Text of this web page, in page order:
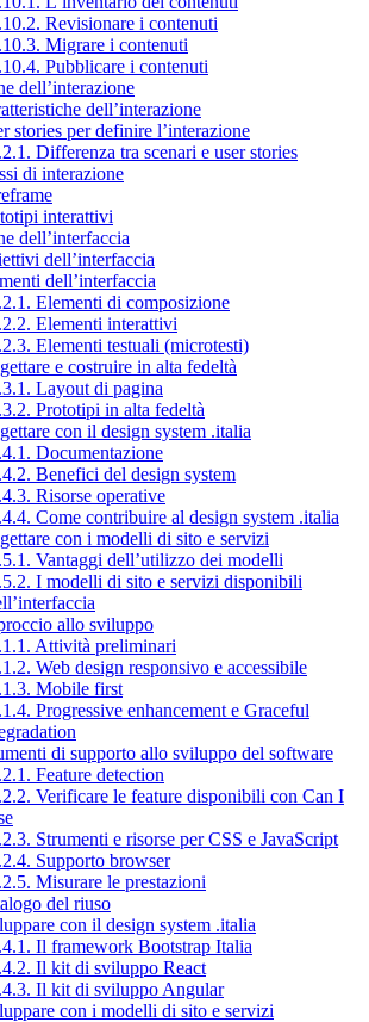
Revisionare i contenuti
Migrare i contenuti
Pubblicare i contenuti
dell’interazione
dell’interazione
stories per definire l’interazione
Differenza tra scenari e user stories
di interazione
interattivi
dell’interfaccia
dell’interfaccia
dell’interfaccia
Elementi di composizione
Elementi interattivi
Elementi testuali (microtesti)
e costruire in alta fedeltà
Layout di pagina
Prototipi in alta fedeltà
con il design system .italia
Documentazione
Benefici del design system
Risorse operative
Come contribuire al design system .italia
con i modelli di sito e servizi
Vantaggi dell’utilizzo dei modelli
I modelli di sito e servizi disponibili
allo sviluppo
Attività preliminari
Web design responsivo e accessibile
Mobile first
Progressive enhancement e Graceful
di supporto allo sviluppo del software
Feature detection
Verificare le feature disponibili con Can I
Strumenti e risorse per CSS e JavaScript
Supporto browser
Misurare le prestazioni
del riuso
con il design system .italia
Il framework Bootstrap Italia
Il kit di sviluppo React
Il kit di sviluppo Angular
con i modelli di sito e servizi